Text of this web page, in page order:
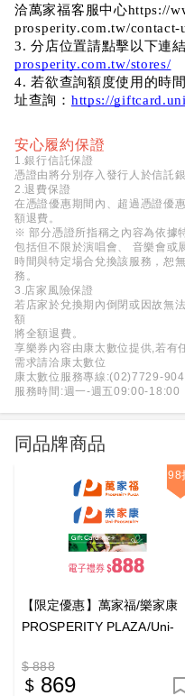
洽萬家福客服中心https://
prosperity.com.tw/contact-
3. 分店位置請點擊以下連結
prosperity.com.tw/stores/
4. 若欲查詢額度使用的時
址查詢： https://
安心履約保證
1.銀行信託保證
憑證由將分別存入發行人於信託
2.退費保證
在憑證優惠期間內、超過憑證優
額退費。
※ 部分憑證所指稱之內容為依據
包括但不限於演唱會、 音樂會或
時間與特定場合兌換該服務，恕
務。
3.店家風險保證
若店家於兌換期內倒閉或因故無
額
將全額退費。
享樂券內容由康太數位提供,若有
需求請洽康太數位
康太數位服務專線:(02)7729-
服務時間:週一-週五09:00-18:00
同品牌商品
98
【限定優惠】萬家福/樂家康
PROSPERITY PLAZA/Uni-
$888_電子憑證
$ 888
869